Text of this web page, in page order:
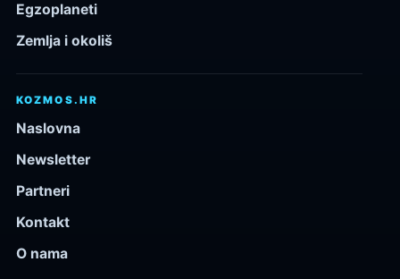
Egzoplaneti
Zemlja i okoliš
KOZMOS.HR
Naslovna
Newsletter
Partneri
Kontakt
O nama